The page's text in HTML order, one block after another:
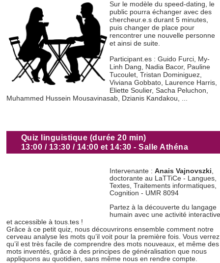
Sur le modèle du speed-dating, le
public pourra échanger avec des
chercheur.e.s durant 5 minutes,
puis changer de place pour
rencontrer une nouvelle personne
et ainsi de suite.
Participant.es : Guido Furci, My-
Linh Dang, Nadia Bacor, Pauline
Tucoulet, Tristan Dominiguez,
Viviana Gobbato, Laurence Harris,
Eliette Soulier, Sacha Peluchon,
Muhammed Hussein Mousavinasab, Dzianis Kandakou, ...
Quiz linguistique (durée 20 min)
13:00 / 13:30 / 14:00 et 14:30 - Salle Athéna
Intervenante : Anais Vajnovszki,
doctorante au LaTTiCe - Langues,
Textes, Traitements informatiques,
Cognition - UMR 8094
Partez à la découverte du langage
humain avec une activité interactive
et accessible à tous.tes !
Grâce à ce petit quiz, nous découvrirons ensemble comment notre
cerveau analyse les mots qu’il voit pour la première fois. Vous verrez
qu’il est très facile de comprendre des mots nouveaux, et même des
mots inventés, grâce à des principes de généralisation que nous
appliquons au quotidien, sans même nous en rendre compte.